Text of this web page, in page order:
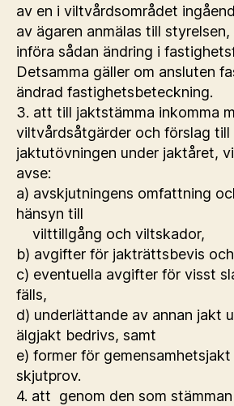
av en i viltvårdsområdet
av ägaren anmälas till
införa sådan ändring i
Detsamma gäller om ansluten
ändrad fastighetsbeteckning.
3. att till jaktstämma inkomma
viltvårdsåtgärder och förslag till
jaktutövningen under jaktåret,
avse:
a) avskjutningens omfattning
hänsyn till
vilttillgång och
b) avgifter för jakträttsbevis
c) eventuella avgifter för visst
fälls,
d) underlättande av annan jakt
älgjakt bedrivs, samt
e) former för
skjutprov.
4. att genom den som